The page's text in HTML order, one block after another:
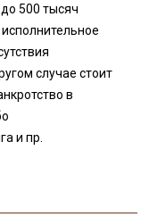
500 тысяч
случае стоит
в
и пр.